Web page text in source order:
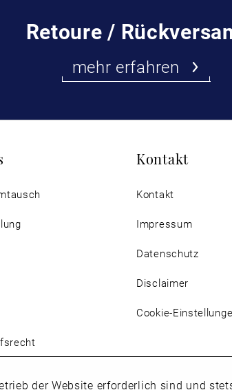
Retoure /
mehr erfahren
Kontakt
Kontakt
Impressum
Datenschutz
Disclaimer
Cookie-
der Website erforderlich sind und